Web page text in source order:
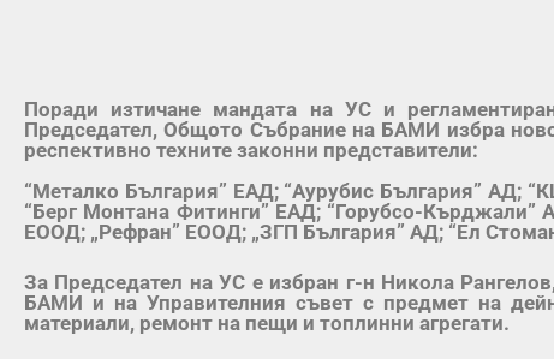
Поради изтичане мандата на УС и
Председател, Общото Събрание на БАМИ избра
респективно техните законни представители:
“Металко България” ЕАД; “Аурубис България” АД;
“Берг Монтана Фитинги” ЕАД; “Горубсо-
ЕООД; „Рефран” ЕООД; „ЗГП България” АД; “Ел
За Председател на УС е избран г-н Никола
БАМИ и на Управителния съвет с предмет на
материали, ремонт на пещи и топлинни агрегати.